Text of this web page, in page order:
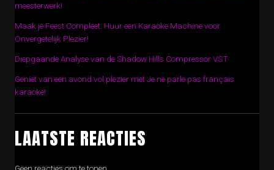
meesterwerk!
Maak je Feest Compleet: Huur een Karaoke Machine voor
Onvergetelijk Plezier!
Diepgaande Analyse van de Shadow Hills Compressor VST
Geniet van een avond vol plezier met Je ne parle pas français
karaoke!
LAATSTE REACTIES